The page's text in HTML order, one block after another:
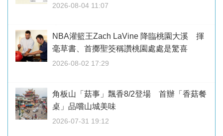
2026-08-04 11:07
NBA灌籃王Zach LaVine 降臨桃園大溪 揮
毫草書、首擲聖筊稱讚桃園處處是驚喜
2026-08-02 17:29
角板山「菇事」飄香8/2登場 首辦「香菇餐
桌」品嚐山城美味
2026-07-31 19:12